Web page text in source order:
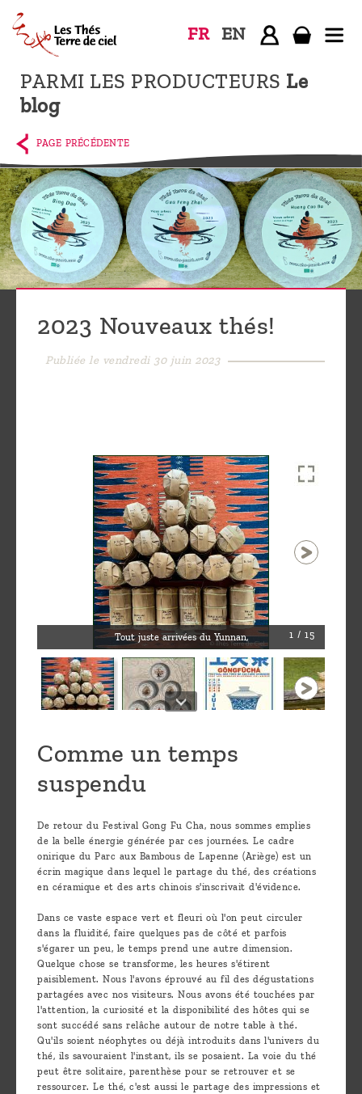
PARMI LES PRODUCTEURS Le
blog
FR EN
Accueil
La
boutique
Terre de
Ciel
Parmi les
producteurs,
le blog
sommes-
PAGE PRÉCÉDENTE
2023 Nouveaux thés!
Publiée le vendredi 30 juin 2023
Tout juste arrivées du Yunnan, 1 / 15
Comme un temps
suspendu
De retour du Festival Gong Fu Cha, nous sommes emplies
de la belle énergie générée par ces journées. Le cadre
onirique du Parc aux Bambous de Lapenne (Ariège) est un
écrin magique dans lequel le partage du thé, des créations
en céramique et des arts chinois s'inscrivait d'évidence.
Dans ce vaste espace vert et fleuri où l'on peut circuler
dans la fluidité, faire quelques pas de côté et parfois
s'égarer un peu, le temps prend une autre dimension.
Quelque chose se transforme, les heures s'étirent
paisiblement. Nous l'avons éprouvé au fil des dégustations
partagées avec nos visiteurs. Nous avons été touchées par
l'attention, la curiosité et la disponibilité des hôtes qui se
sont succédé sans relâche autour de notre table à thé.
Qu'ils soient néophytes ou déjà introduits dans l'univers du
thé, ils savouraient l'instant, ils se posaient. La voie du thé
peut être solitaire, parenthèse pour se retrouver et se
ressourcer. Le thé, c'est aussi le partage des impressions et